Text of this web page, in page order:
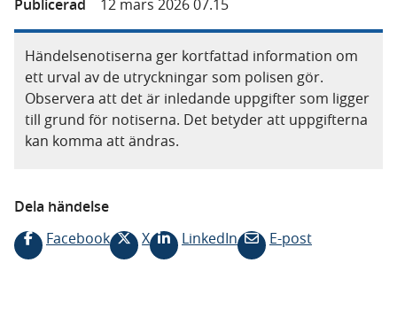
Publicerad
12 mars 2026 07.15
Händelsenotiserna ger kortfattad information om
ett urval av de utryckningar som polisen gör.
Observera att det är inledande uppgifter som ligger
till grund för notiserna. Det betyder att uppgifterna
kan komma att ändras.
Dela händelse
Facebook
X LinkedIn E-post